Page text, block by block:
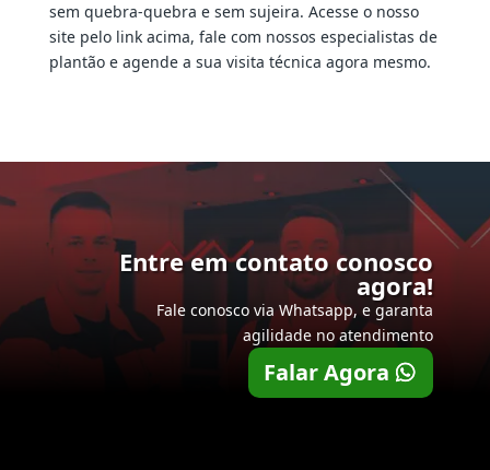
sem quebra-quebra e sem sujeira. Acesse o nosso
site pelo link acima, fale com nossos especialistas de
plantão e agende a sua visita técnica agora mesmo.
Entre em contato conosco
agora!
Fale conosco via Whatsapp, e garanta
agilidade no atendimento
Falar Agora